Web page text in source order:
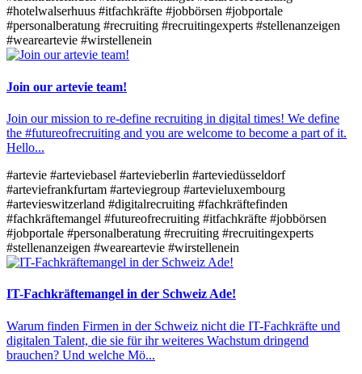
#hotelwalserhuus #itfachkräfte #jobbörsen #jobportale
#personalberatung #recruiting #recruitingexperts #stellenanzeigen
#weareartevie #wirstellenein
Join our artevie team!
Join our mission to re-define recruiting in digital times! We define
the #futureofrecruiting and you are welcome to become a part of it.
Hello...
#artevie #arteviebasel #artevieberlin #arteviedüsseldorf
#arteviefrankfurtam #arteviegroup #artevieluxembourg
#artevieswitzerland #digitalrecruiting #fachkräftefinden
#fachkräftemangel #futureofrecruiting #itfachkräfte #jobbörsen
#jobportale #personalberatung #recruiting #recruitingexperts
#stellenanzeigen #weareartevie #wirstellenein
IT-Fachkräftemangel in der Schweiz Ade!
Warum finden Firmen in der Schweiz nicht die IT-Fachkräfte und
digitalen Talent, die sie für ihr weiteres Wachstum dringend
brauchen? Und welche Mö...